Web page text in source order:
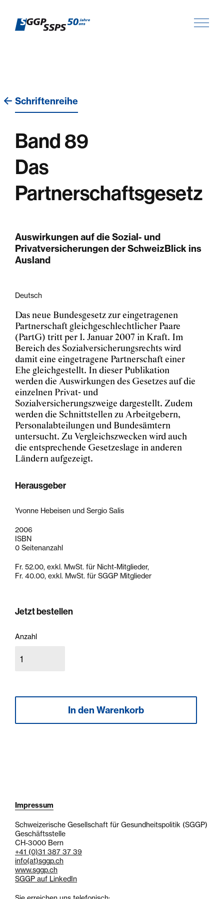
Schriftenreihe
Band 89
Das
Partnerschaftsgesetz
Auswirkungen auf die Sozial- und
Privatversicherungen der SchweizBlick ins
Ausland
Deutsch
Das neue Bundesgesetz zur eingetragenen
Partnerschaft gleichgeschlechtlicher Paare
(PartG) tritt per 1. Januar 2007 in Kraft. Im
Bereich des Sozialversicherungsrechts wird
damit eine eingetragene Partnerschaft einer
Ehe gleichgestellt. In dieser Publikation
werden die Auswirkungen des Gesetzes auf die
einzelnen Privat- und
Sozialversicherungszweige dargestellt. Zudem
werden die Schnittstellen zu Arbeitgebern,
Personalabteilungen und Bundesämtern
untersucht. Zu Vergleichszwecken wird auch
die entsprechende Gesetzeslage in anderen
Ländern aufgezeigt.
Herausgeber
Yvonne Hebeisen und Sergio Salis
2006
ISBN
0 Seitenanzahl
Fr. 52.00, exkl. MwSt. für Nicht-Mitglieder,
Fr. 40.00, exkl. MwSt. für SGGP Mitglieder
Jetzt bestellen
Anzahl
Impressum
Schweizerische Gesellschaft für Gesundheitspolitik (SGGP)
Geschäftsstelle
CH-3000 Bern
+41 (0)31 387 37 39
info(at)sggp.ch
www.sggp.ch
SGGP auf LinkedIn